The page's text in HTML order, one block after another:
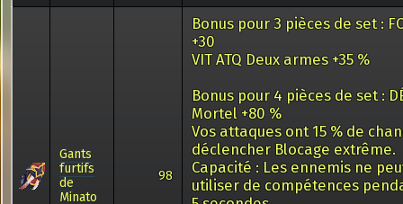
Gants
furtifs
de
Minato
98
Bonus pour 3 pièces de set :
+30
VIT ATQ Deux armes +35 %
Bonus pour 4 pièces de set :
Mortel +80 %
Vos attaques ont 15 % de
déclencher Blocage extrême.
Capacité : Les ennemis ne
utiliser de compétences